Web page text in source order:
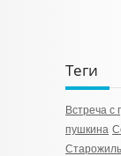
Теги
Встреча с
пушкина